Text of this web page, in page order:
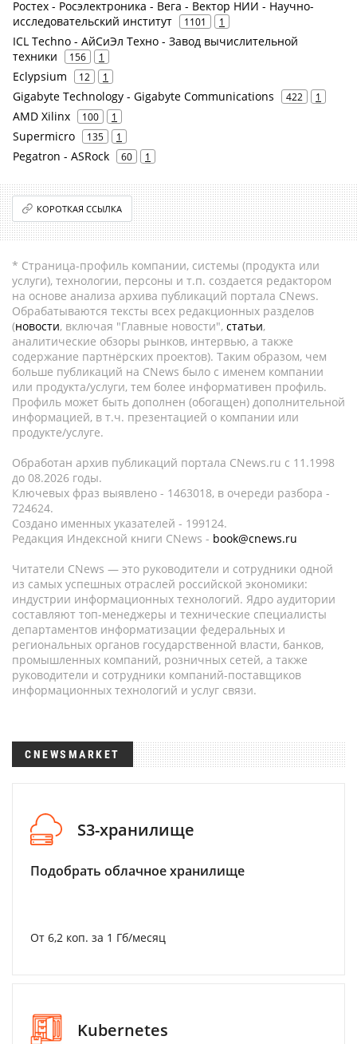
Ростех - Росэлектроника - Вега - Вектор НИИ - Научно-
исследовательский институт
1101 1
ICL Techno - АйСиЭл Техно - Завод вычислительной
техники
156 1
Eclypsium 12 1
Gigabyte Technology - Gigabyte Communications 422 1
AMD Xilinx 100 1
Supermicro 135 1
Pegatron - ASRock 60 1
КОРОТКАЯ ССЫЛКА
* Страница-профиль компании, системы (продукта или
услуги), технологии, персоны и т.п. создается редактором
на основе анализа архива публикаций портала CNews.
Обрабатываются тексты всех редакционных разделов
(новости, включая "Главные новости", статьи,
аналитические обзоры рынков, интервью, а также
содержание партнёрских проектов). Таким образом, чем
больше публикаций на CNews было с именем компании
или продукта/услуги, тем более информативен профиль.
Профиль может быть дополнен (обогащен) дополнительной
информацией, в т.ч. презентацией о компании или
продукте/услуге.
Обработан архив публикаций портала CNews.ru c 11.1998
до 08.2026 годы.
Ключевых фраз выявлено - 1463018, в очереди разбора -
724624.
Создано именных указателей - 199124.
Редакция Индексной книги CNews - book@cnews.ru
Читатели CNews — это руководители и сотрудники одной
из самых успешных отраслей российской экономики:
индустрии информационных технологий. Ядро аудитории
составляют топ-менеджеры и технические специалисты
департаментов информатизации федеральных и
региональных органов государственной власти, банков,
промышленных компаний, розничных сетей, а также
руководители и сотрудники компаний-поставщиков
информационных технологий и услуг связи.
CNEWSMARKET
S3-хранилище
Подобрать облачное хранилище
От 6,2 коп. за 1 Гб/месяц
Kubernetes